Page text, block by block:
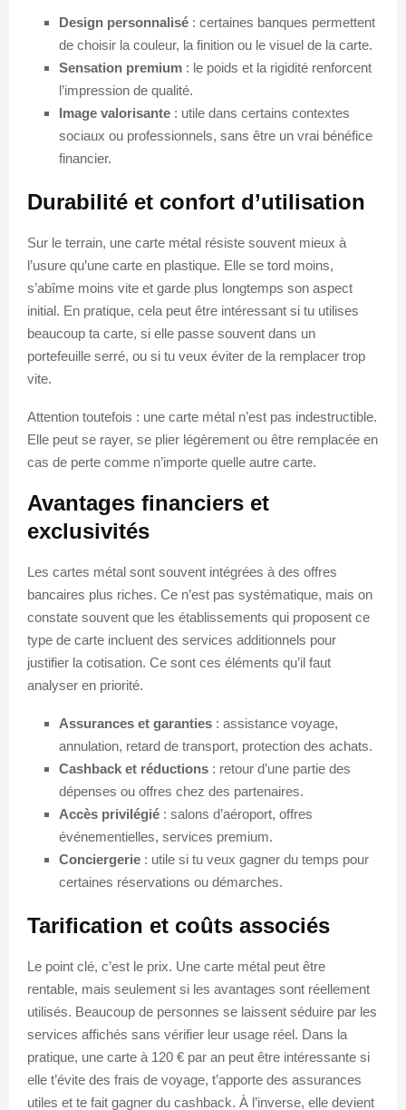
Design personnalisé : certaines banques permettent
de choisir la couleur, la finition ou le visuel de la carte.
Sensation premium : le poids et la rigidité renforcent
l’impression de qualité.
Image valorisante : utile dans certains contextes
sociaux ou professionnels, sans être un vrai bénéfice
financier.
Durabilité et confort d’utilisation
Sur le terrain, une carte métal résiste souvent mieux à
l’usure qu’une carte en plastique. Elle se tord moins,
s’abîme moins vite et garde plus longtemps son aspect
initial. En pratique, cela peut être intéressant si tu utilises
beaucoup ta carte, si elle passe souvent dans un
portefeuille serré, ou si tu veux éviter de la remplacer trop
vite.
Attention toutefois : une carte métal n’est pas indestructible.
Elle peut se rayer, se plier légèrement ou être remplacée en
cas de perte comme n’importe quelle autre carte.
Avantages financiers et
exclusivités
Les cartes métal sont souvent intégrées à des offres
bancaires plus riches. Ce n’est pas systématique, mais on
constate souvent que les établissements qui proposent ce
type de carte incluent des services additionnels pour
justifier la cotisation. Ce sont ces éléments qu’il faut
analyser en priorité.
Assurances et garanties : assistance voyage,
annulation, retard de transport, protection des achats.
Cashback et réductions : retour d’une partie des
dépenses ou offres chez des partenaires.
Accès privilégié : salons d’aéroport, offres
événementielles, services premium.
Conciergerie : utile si tu veux gagner du temps pour
certaines réservations ou démarches.
Tarification et coûts associés
Le point clé, c’est le prix. Une carte métal peut être
rentable, mais seulement si les avantages sont réellement
utilisés. Beaucoup de personnes se laissent séduire par les
services affichés sans vérifier leur usage réel. Dans la
pratique, une carte à 120 € par an peut être intéressante si
elle t’évite des frais de voyage, t’apporte des assurances
utiles et te fait gagner du cashback. À l’inverse, elle devient